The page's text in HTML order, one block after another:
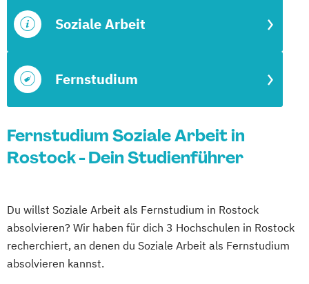
Fernstudium
Soziale Arbeit
Fernstudium Soziale Arbeit in
Rostock - Dein Studienführer
Du willst Soziale Arbeit als Fernstudium in Rostock
absolvieren? Wir haben für dich 3 Hochschulen in Rostock
recherchiert, an denen du Soziale Arbeit als Fernstudium
absolvieren kannst.